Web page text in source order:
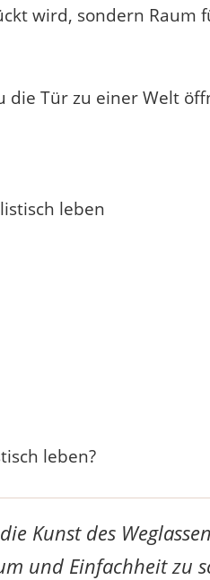
wird, sondern Raum
die Tür zu einer Welt
leben?
Kunst des
und Einfachheit zu